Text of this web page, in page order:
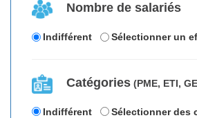
Nombre de salariés
Indifférent Sélectionner un
Catégories (PME, ETI,
Indifférent Sélectionner des